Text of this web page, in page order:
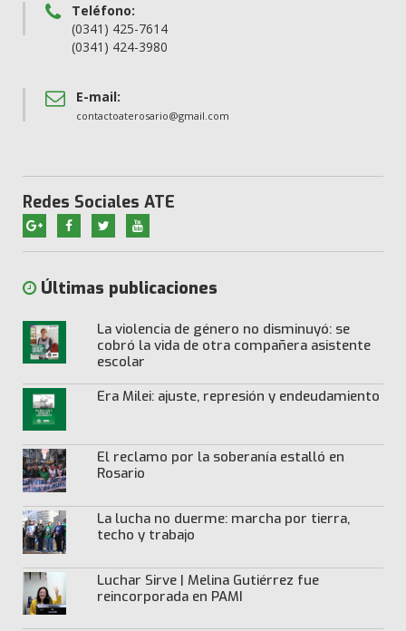
Teléfono:
(0341) 425-7614
(0341) 424-3980
E-mail:
contactoaterosario@gmail.com
Redes Sociales ATE
Últimas publicaciones
La violencia de género no disminuyó: se
cobró la vida de otra compañera asistente
escolar
Era Milei: ajuste, represión y endeudamiento
El reclamo por la soberanía estalló en
Rosario
La lucha no duerme: marcha por tierra,
techo y trabajo
Luchar Sirve | Melina Gutiérrez fue
reincorporada en PAMI